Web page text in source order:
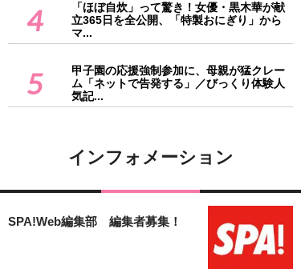
4
「ほぼ自炊」って驚き！女優・黒木華が献
立365日を全公開、「特製おにぎり」から
マ...
5
甲子園の応援強制参加に、母親が猛クレー
ム「ネットで告発する」／びっくり体験人
気記...
インフォメーション
SPA!Web編集部 編集者募集！